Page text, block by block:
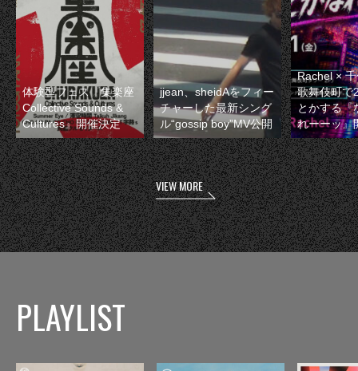
体験型フェス『集楽座
Collective Sounds &
Cultures』開催決定
jjean、sheidAをフィー
チャーした最新シング
ル“gossip boy”MV公開
Rachel ×
歌舞伎町で
とかする『
れーーッ』
VIEW MORE
PLAYLIST